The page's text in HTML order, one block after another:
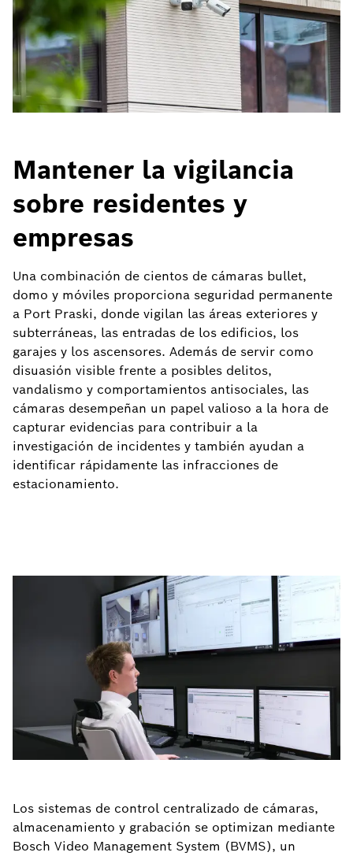
Mantener la vigilancia
sobre residentes y
empresas
Una combinación de cientos de cámaras bullet,
domo y móviles proporciona seguridad permanente
a Port Praski, donde vigilan las áreas exteriores y
subterráneas, las entradas de los edificios, los
garajes y los ascensores. Además de servir como
disuasión visible frente a posibles delitos,
vandalismo y comportamientos antisociales, las
cámaras desempeñan un papel valioso a la hora de
capturar evidencias para contribuir a la
investigación de incidentes y también ayudan a
identificar rápidamente las infracciones de
estacionamiento.
Los sistemas de control centralizado de cámaras,
almacenamiento y grabación se optimizan mediante
Bosch Video Management System (BVMS), un